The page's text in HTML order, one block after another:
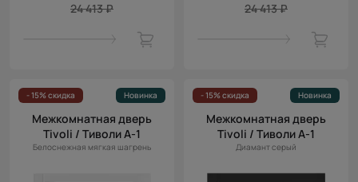
24 413 ₽ 24 413 ₽
- 15% скидка Новинка
Межкомнатная дверь
Tivoli / Тиволи А-1
Белоснежная мягкая шагрень
- 15% скидка Новинка
Межкомнатная дверь
Tivoli / Тиволи А-1
Диамант серый